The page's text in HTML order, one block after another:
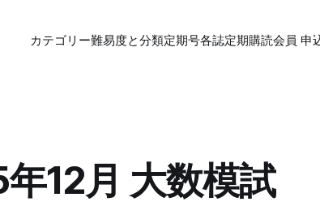
カテゴリー難易度と分類定期号各誌定期購読会員 申
12月 大数模試